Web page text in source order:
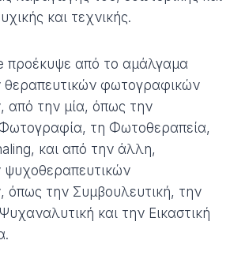
και τεχνικής.
προέκυψε από το αμάλγαμα
θεραπευτικών φωτογραφικών
από την μία, όπως την
τη Φωτοθεραπεία,
και από την άλλη,
ψυχοθεραπευτικών
όπως την Συμβουλευτική, την
και την Εικαστική